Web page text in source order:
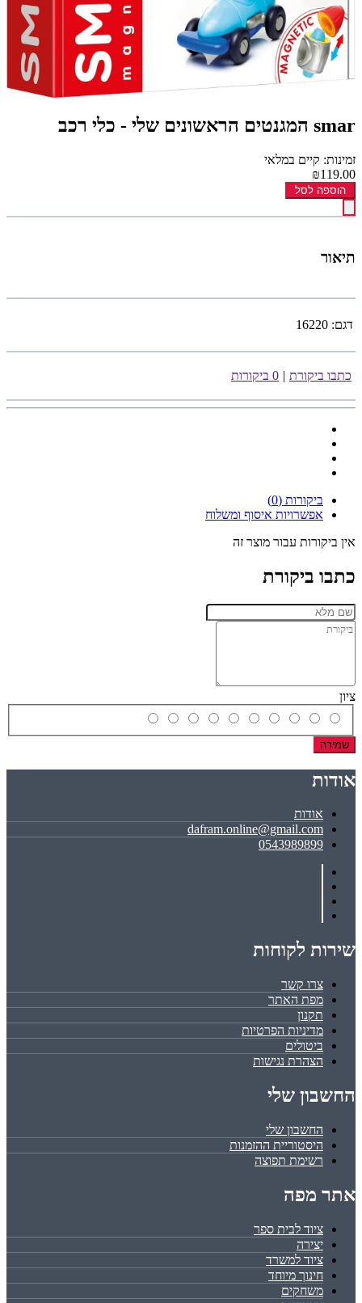
smar המגנטים הראשונים שלי - כלי רכב
זמינות: קיים במלאי
₪119.00
הוספה לסל
תיאור
דגם: 16220
כתבו ביקורת | 0 ביקורות
ביקורות (0)
אפשרויות איסוף ומשלוח
אין ביקורות עבור מוצר זה
כתבו ביקורת
ציון
שמירה
אודות
אודות
dafram.online@gmail.com
0543989899
שירות לקוחות
צרו קשר
מפת האתר
תקנון
מדיניות הפרטיות
ביטולים
הצהרת נגישות
החשבון שלי
החשבון שלי
היסטוריית ההזמנות
רשימת תפוצה
אתר מפה
ציוד לבית ספר
יצירה
ציוד למשרד
חינוך מיוחד
משחקים